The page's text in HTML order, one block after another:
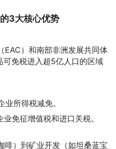
3大核心优势
EAC）和南部非洲发展共同体
可免税进入超5亿人口的区域
所得税减免。
免征增值税和进口关税。
啡）到矿业开发（如坦桑蓝宝